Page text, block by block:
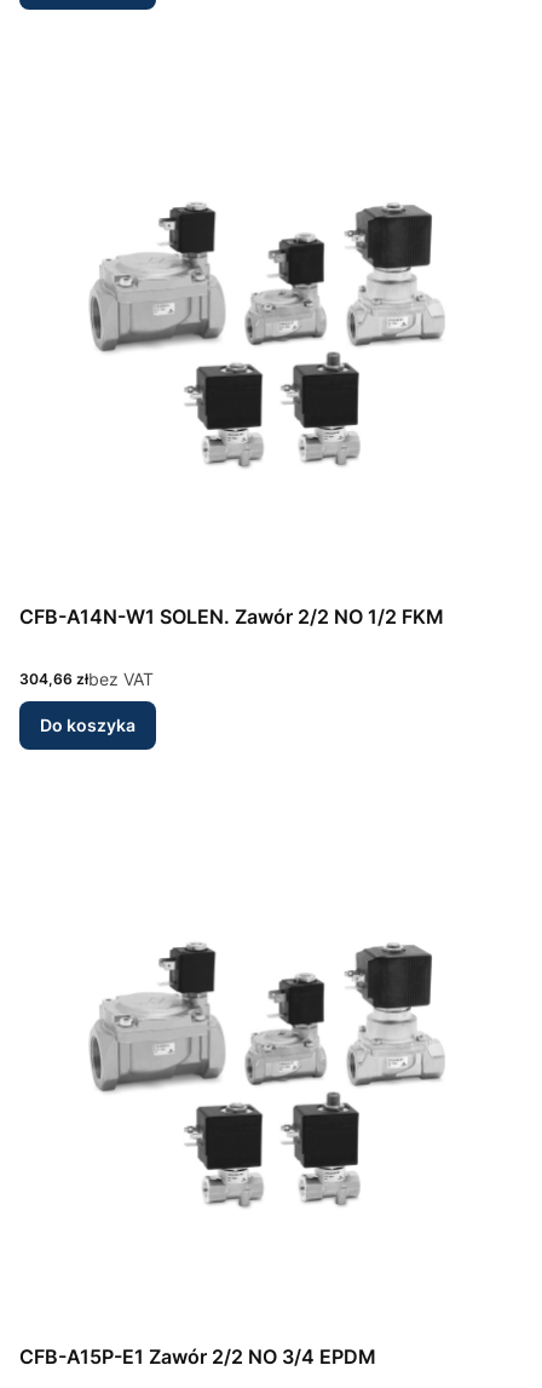
CFB-A14N-W1 SOLEN. Zawór 2/2 NO 1/2 FKM
Cena
304,66 złbez VAT
Do koszyka
CFB-A15P-E1 Zawór 2/2 NO 3/4 EPDM